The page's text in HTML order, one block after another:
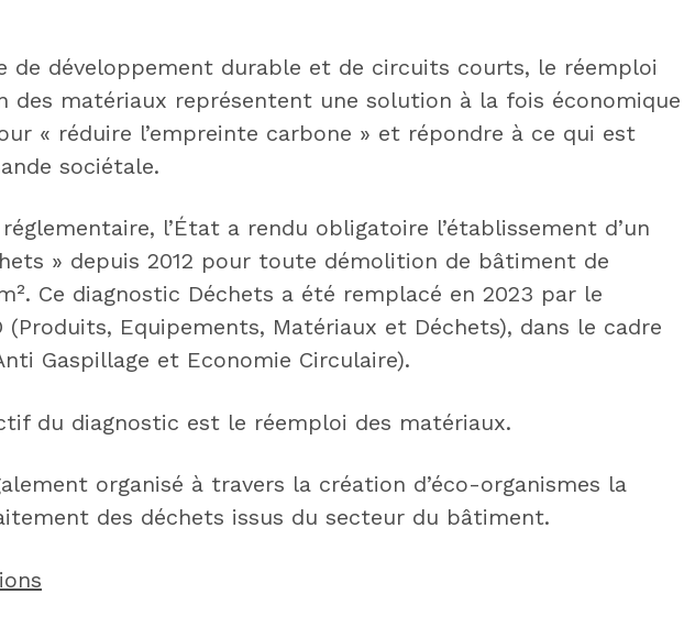
de développement durable et de circuits courts, le réemploi
des matériaux représentent une solution à la fois économique
« réduire l’empreinte carbone » et répondre à ce qui est
sociétale.
l’État a rendu obligatoire l’établissement d’un
» depuis 2012 pour toute démolition de bâtiment de
Ce diagnostic Déchets a été remplacé en 2023 par le
(Produits, Equipements, Matériaux et Déchets), dans le cadre
Gaspillage et Economie Circulaire).
du diagnostic est le réemploi des matériaux.
organisé à travers la création d’éco-organismes la
des déchets issus du secteur du bâtiment.